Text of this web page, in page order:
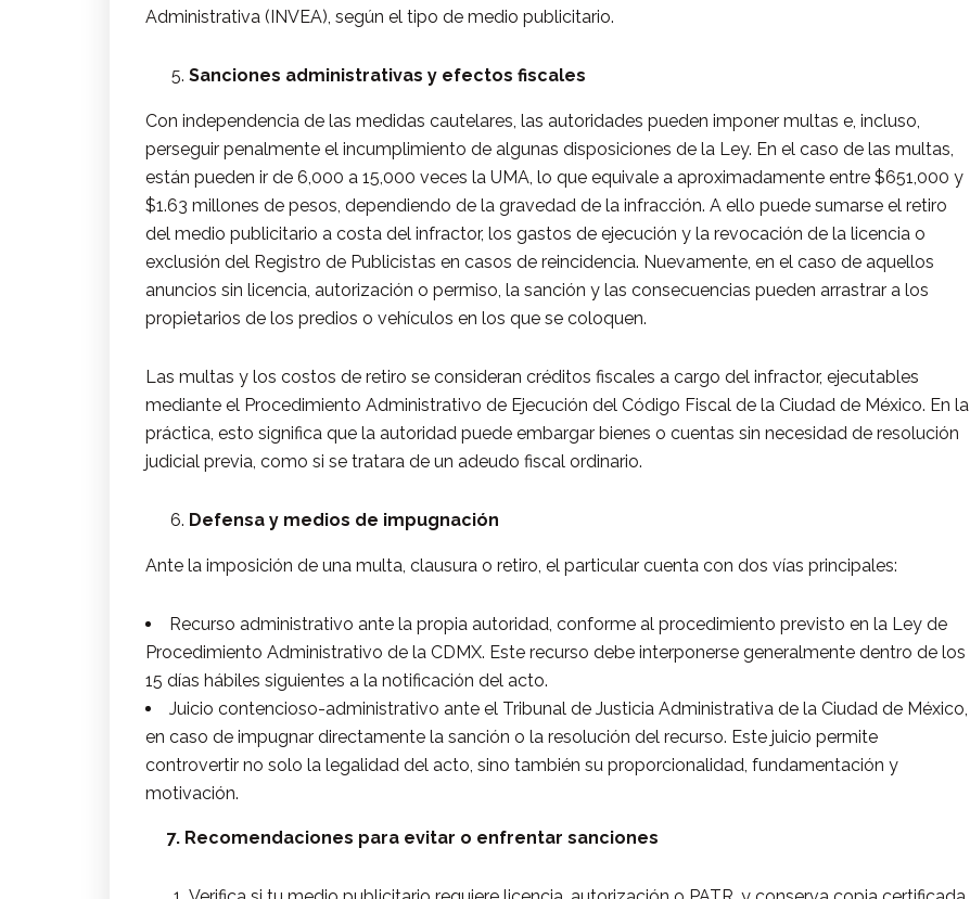
Administrativa (INVEA), según el tipo de medio publicitario.
Sanciones administrativas y efectos fiscales
Con independencia de las medidas cautelares, las autoridades pueden imponer multas e, incluso,
perseguir penalmente el incumplimiento de algunas disposiciones de la Ley. En el caso de las multas,
están pueden ir de 6,000 a 15,000 veces la UMA, lo que equivale a aproximadamente entre $651,000 y
$1.63 millones de pesos, dependiendo de la gravedad de la infracción. A ello puede sumarse el retiro
del medio publicitario a costa del infractor, los gastos de ejecución y la revocación de la licencia o
exclusión del Registro de Publicistas en casos de reincidencia. Nuevamente, en el caso de aquellos
anuncios sin licencia, autorización o permiso, la sanción y las consecuencias pueden arrastrar a los
propietarios de los predios o vehículos en los que se coloquen.
Las multas y los costos de retiro se consideran créditos fiscales a cargo del infractor, ejecutables
mediante el Procedimiento Administrativo de Ejecución del Código Fiscal de la Ciudad de México. En la
práctica, esto significa que la autoridad puede embargar bienes o cuentas sin necesidad de resolución
judicial previa, como si se tratara de un adeudo fiscal ordinario.
Defensa y medios de impugnación
Ante la imposición de una multa, clausura o retiro, el particular cuenta con dos vías principales:
Recurso administrativo ante la propia autoridad, conforme al procedimiento previsto en la Ley de
Procedimiento Administrativo de la CDMX. Este recurso debe interponerse generalmente dentro de los
15 días hábiles siguientes a la notificación del acto.
Juicio contencioso-administrativo ante el Tribunal de Justicia Administrativa de la Ciudad de México,
en caso de impugnar directamente la sanción o la resolución del recurso. Este juicio permite
controvertir no solo la legalidad del acto, sino también su proporcionalidad, fundamentación y
motivación.
7. Recomendaciones para evitar o enfrentar sanciones